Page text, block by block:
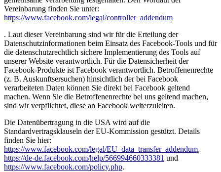
Vereinbarung finden Sie unter:
https://www.facebook.com/legal/controller_addendum
. Laut dieser Vereinbarung sind wir für die Erteilung der
Datenschutzinformationen beim Einsatz des Facebook-Tools und für
die datenschutzrechtlich sichere Implementierung des Tools auf
unserer Website verantwortlich. Für die Datensicherheit der
Facebook-Produkte ist Facebook verantwortlich. Betroffenenrechte
(z. B. Auskunftsersuchen) hinsichtlich der bei Facebook
verarbeiteten Daten können Sie direkt bei Facebook geltend
machen. Wenn Sie die Betroffenenrechte bei uns geltend machen,
sind wir verpflichtet, diese an Facebook weiterzuleiten.
Die Datenübertragung in die USA wird auf die
Standardvertragsklauseln der EU-Kommission gestützt. Details
finden Sie hier:
https://www.facebook.com/legal/EU_data_transfer_addendum,
https://de-de.facebook.com/help/566994660333381 und
https://www.facebook.com/policy.php.